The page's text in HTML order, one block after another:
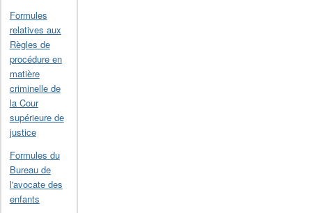
Formules
relatives aux
Règles de
procédure en
matière
criminelle de
la Cour
supérieure de
justice
Formules du
Bureau de
l'avocate des
enfants